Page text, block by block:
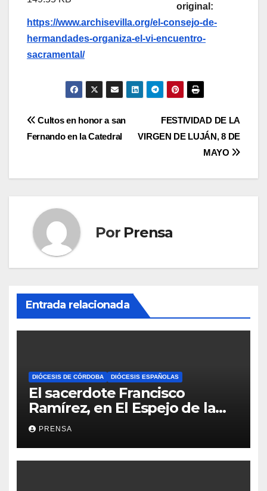
original:
https://www.archisevilla.org/el-consejo-de-
hermandades-organiza-el-vi-encuentro-
sacramental/
Navegación
entradas
FESTIVIDAD DE LA
VIRGEN DE LUJÁN, 8 DE
MAYO
Cultos en honor a san
Fernando en la Catedral
Por Prensa
Entrada relacionada
DIÓCESIS DE CÓRDOBA DIÓCESIS ESPAÑOLAS
El sacerdote Francisco
Ramírez, en El Espejo de la
Iglesia
PRENSA